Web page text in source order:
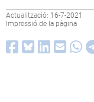
Actualització: 16-7-2021
Impressió de la pàgina